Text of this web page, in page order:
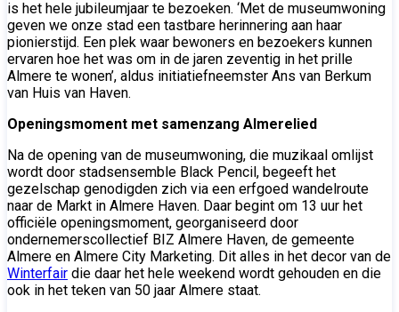
is het hele jubileumjaar te bezoeken. ‘Met de museumwoning
geven we onze stad een tastbare herinnering aan haar
pionierstijd. Een plek waar bewoners en bezoekers kunnen
ervaren hoe het was om in de jaren zeventig in het prille
Almere te wonen’, aldus initiatiefneemster Ans van Berkum
van Huis van Haven.
Openingsmoment met samenzang Almerelied
Na de opening van de museumwoning, die muzikaal omlijst
wordt door stadsensemble Black Pencil, begeeft het
gezelschap genodigden zich via een erfgoed wandelroute
naar de Markt in Almere Haven. Daar begint om 13 uur het
officiële openingsmoment, georganiseerd door
ondernemerscollectief BIZ Almere Haven, de gemeente
Almere en Almere City Marketing. Dit alles in het decor van de
Winterfair die daar het hele weekend wordt gehouden en die
ook in het teken van 50 jaar Almere staat.